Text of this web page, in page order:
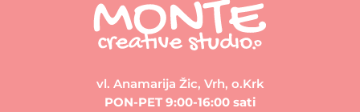
vl. Anamarija Žic, Vrh, o.Krk
PON-PET 9:00-16:00 sati